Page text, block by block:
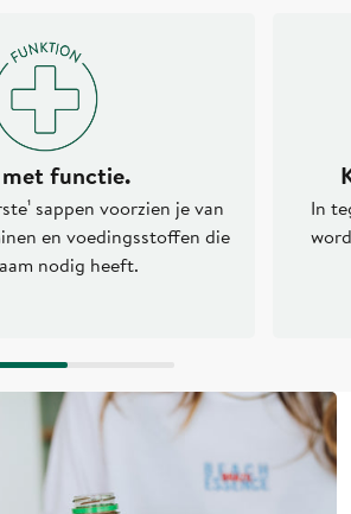
met functie.
sappen voorzien je van
en voedingsstoffen die
nodig heeft.
In